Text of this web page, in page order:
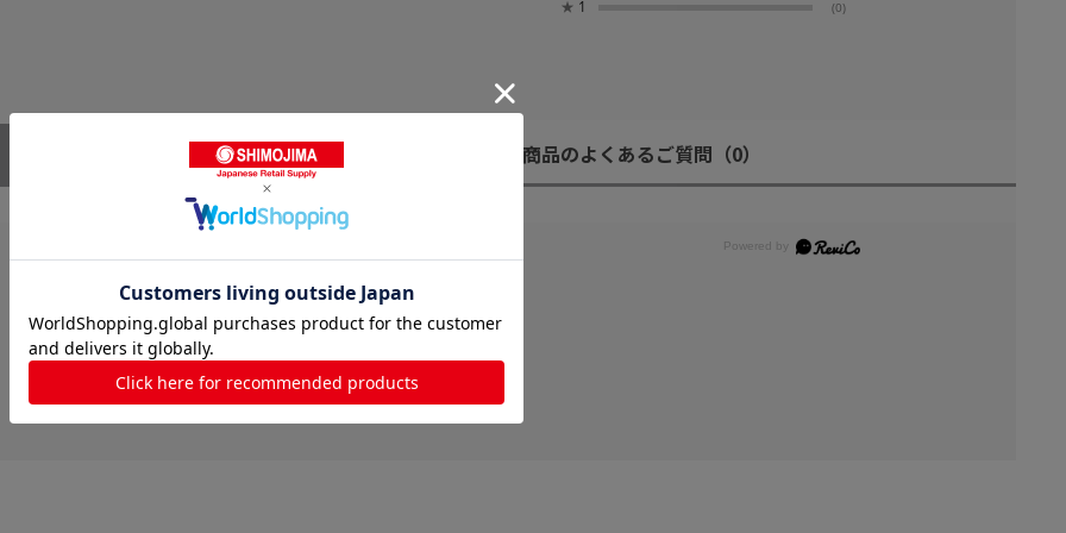
★ 1 (0)
商品のよくあるご質問 （0）
レビューはありません。